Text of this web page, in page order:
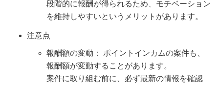
段階的に報酬が得られるため、モチベーション
を維持しやすいというメリットがあります。
注意点
報酬額の変動： ポイントインカムの案件も、
報酬額が変動することがあります。
案件に取り組む前に、必ず最新の情報を確認